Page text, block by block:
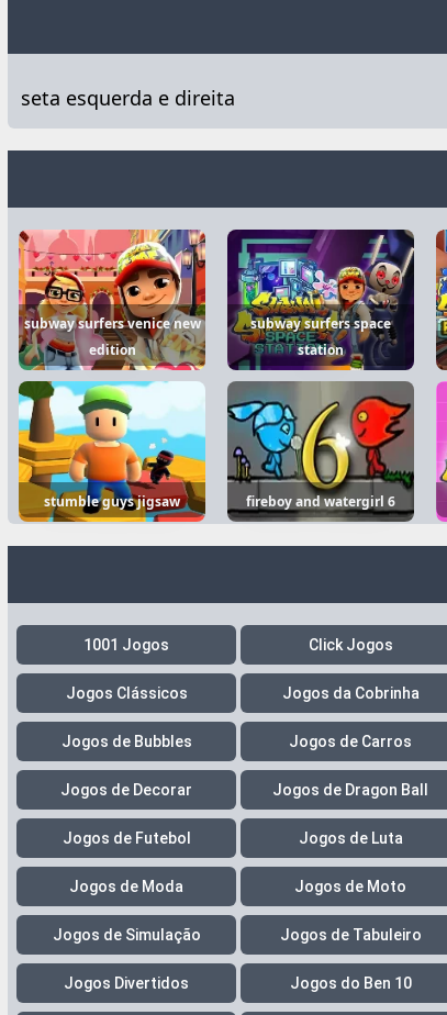
seta esquerda e direita
subway surfers venice new
edition
subway surfers space
station
stumble guys jigsaw fireboy and watergirl 6
1001 Jogos Click Jogos
Jogos Clássicos Jogos da Cobrinha
Jogos de Bubbles Jogos de Carros
Jogos de Decorar Jogos de Dragon Ball
Jogos de Futebol Jogos de Luta
Jogos de Moda Jogos de Moto
Jogos de Simulação Jogos de Tabuleiro
Jogos Divertidos Jogos do Ben 10